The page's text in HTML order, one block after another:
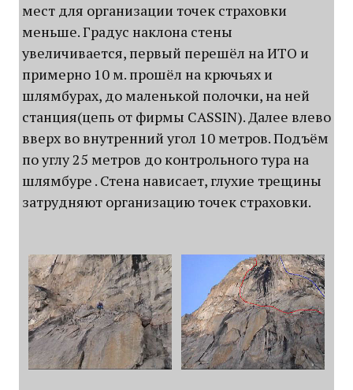
мест для организации точек страховки
меньше. Градус наклона стены
увеличивается, первый перешёл на ИТО и
примерно 10 м. прошёл на крючьях и
шлямбурах, до маленькой полочки, на ней
станция(цепь от фирмы CASSIN). Далее влево
вверх во внутренний угол 10 метров. Подъём
по углу 25 метров до контрольного тура на
шлямбуре . Стена нависает, глухие трещины
затрудняют организацию точек страховки.